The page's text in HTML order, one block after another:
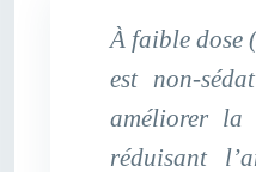
À faible dose
est non-
améliorer la
réduisant